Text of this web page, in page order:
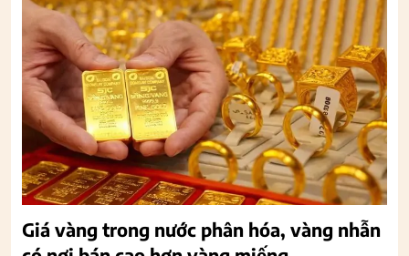
Giá vàng trong nước phân hóa, vàng nhẫn